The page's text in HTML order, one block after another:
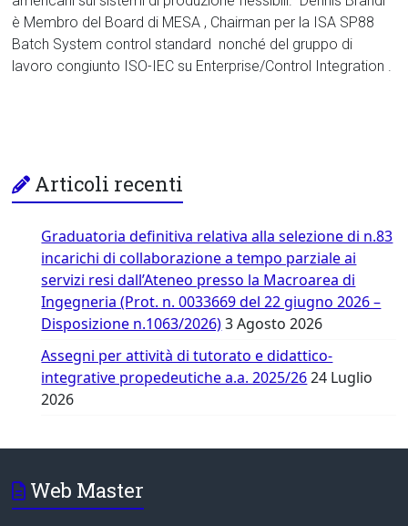
è Membro del Board di MESA , Chairman per la ISA SP88
Batch System control standard nonché del gruppo di
lavoro congiunto ISO-IEC su Enterprise/Control Integration .
Articoli recenti
Graduatoria definitiva relativa alla selezione di n.83
incarichi di collaborazione a tempo parziale ai
servizi resi dall’Ateneo presso la Macroarea di
Ingegneria (Prot. n. 0033669 del 22 giugno 2026 –
Disposizione n.1063/2026) 3 Agosto 2026
Assegni per attività di tutorato e didattico-
integrative propedeutiche a.a. 2025/26 24 Luglio
2026
Web Master